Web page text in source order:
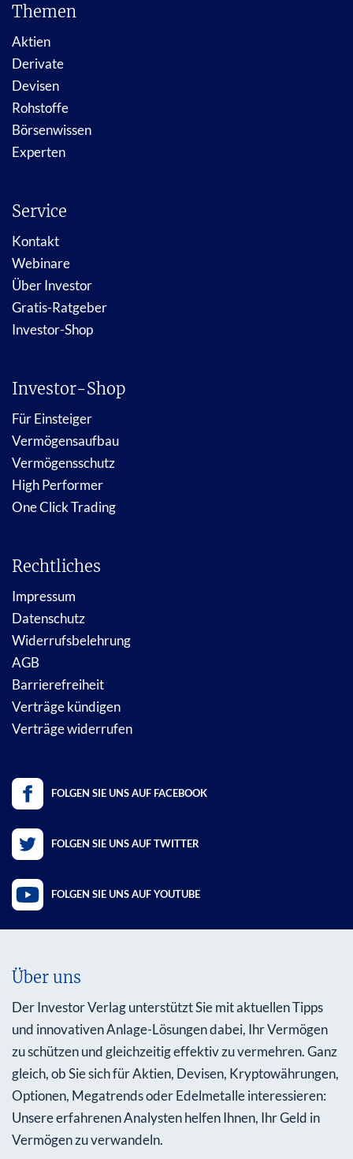
Themen
Aktien
Derivate
Devisen
Rohstoffe
Börsenwissen
Experten
Service
Kontakt
Webinare
Über Investor
Gratis-Ratgeber
Investor-Shop
Investor-Shop
Für Einsteiger
Vermögensaufbau
Vermögensschutz
High Performer
One Click Trading
Rechtliches
Impressum
Datenschutz
Widerrufsbelehrung
AGB
Barrierefreiheit
Verträge kündigen
Verträge widerrufen
FOLGEN SIE UNS AUF FACEBOOK
FOLGEN SIE UNS AUF TWITTER
FOLGEN SIE UNS AUF YOUTUBE
Über uns
Der Investor Verlag unterstützt Sie mit aktuellen Tipps
und innovativen Anlage-Lösungen dabei, Ihr Vermögen
zu schützen und gleichzeitig effektiv zu vermehren. Ganz
gleich, ob Sie sich für Aktien, Devisen, Kryptowährungen,
Optionen, Megatrends oder Edelmetalle interessieren:
Unsere erfahrenen Analysten helfen Ihnen, Ihr Geld in
Vermögen zu verwandeln.